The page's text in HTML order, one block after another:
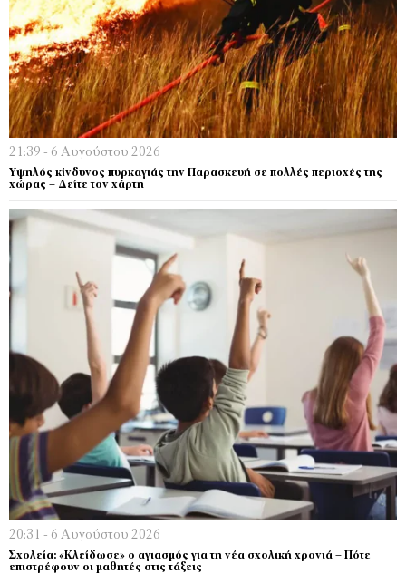
21:39 - 6 Αυγούστου 2026
Υψηλός κίνδυνος πυρκαγιάς την Παρασκευή σε πολλές περιοχές της
χώρας – Δείτε τον χάρτη
20:31 - 6 Αυγούστου 2026
Σχολεία: «Κλείδωσε» ο αγιασμός για τη νέα σχολική χρονιά – Πότε
επιστρέφουν οι μαθητές στις τάξεις